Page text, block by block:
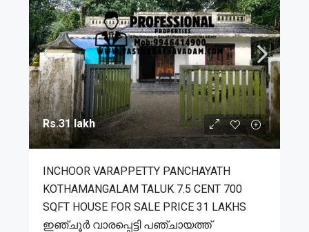
Rs.31 lakh
INCHOOR VARAPPETTY PANCHAYATH
KOTHAMANGALAM TALUK 7.5 CENT 700
SQFT HOUSE FOR SALE PRICE 31 LAKHS
ഇഞ്ചൂർ വാരപ്പെട്ടി പഞ്ചായത്ത്